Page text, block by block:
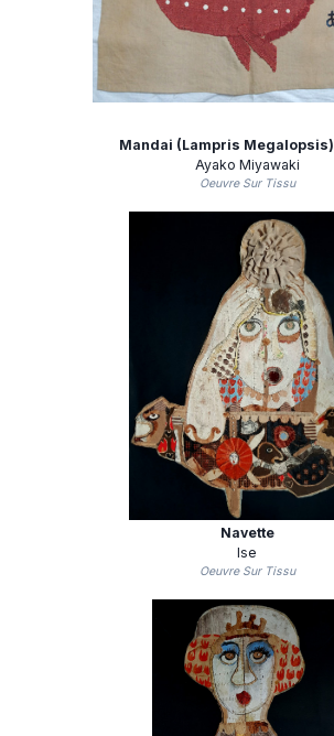
Mandai (Lampris Megalopsis)
Ayako Miyawaki
Oeuvre Sur Tissu
Navette
Ise
Oeuvre Sur Tissu